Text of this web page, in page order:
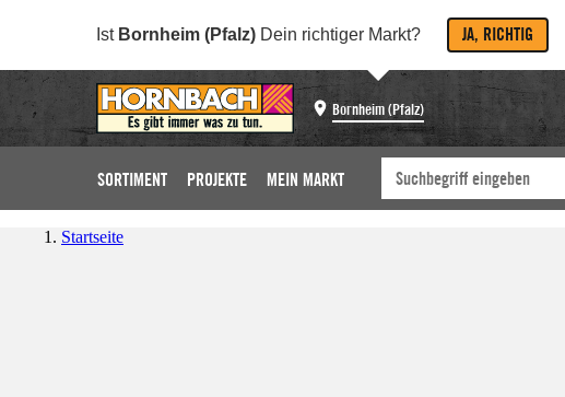
Ist Bornheim (Pfalz) Dein richtiger Markt? JA, RICHTIG
Bornheim (Pfalz)
SORTIMENT PROJEKTE MEIN MARKT
Startseite